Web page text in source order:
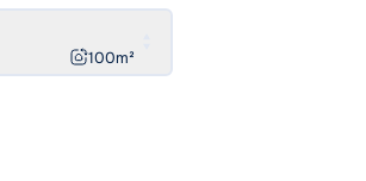
100m²